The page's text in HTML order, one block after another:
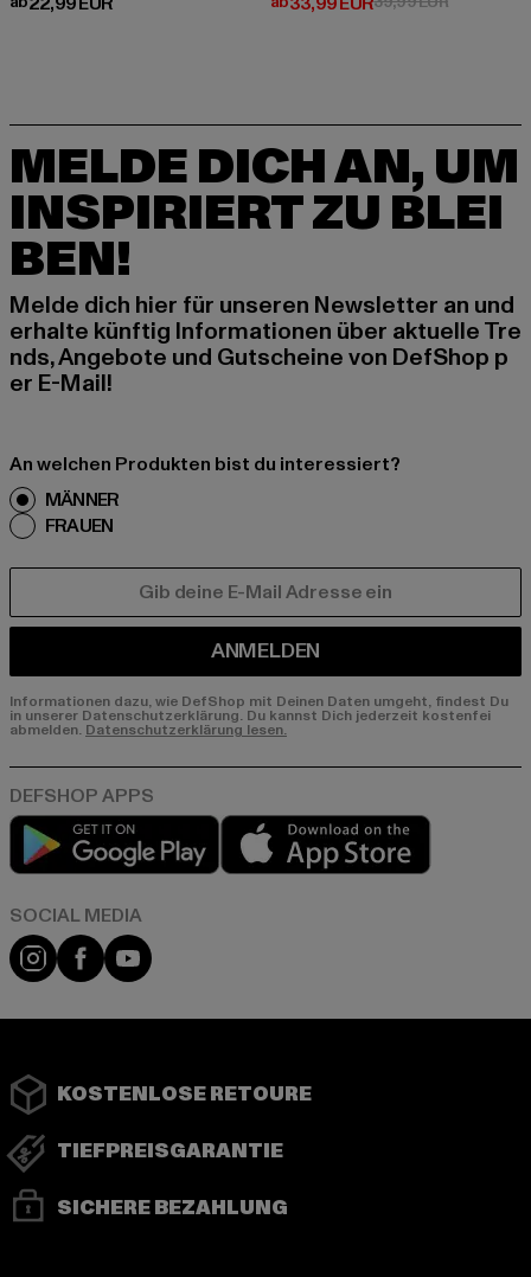
MELDE DICH AN, UM
INSPIRIERT ZU BLEI
BEN!
Melde dich hier für unseren Newsletter an und
erhalte künftig Informationen über aktuelle Tre
nds, Angebote und Gutscheine von DefShop p
er E-Mail!
An welchen Produkten bist du interessiert?
MÄNNER
FRAUEN
ANMELDEN
Informationen dazu, wie DefShop mit Deinen Daten umgeht, findest Du
in unserer Datenschutzerklärung. Du kannst Dich jederzeit kostenfei
abmelden. Datenschutzerklärung lesen.
Play market
Instagram
FacebookYouTube
KOSTENLOSE RETOURE
TIEFPREISGARANTIE
SICHERE BEZAHLUNG